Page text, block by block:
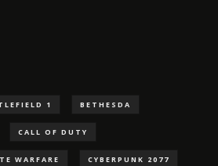
1 BETHESDA
CALL OF DUTY
WARFARE CYBERPUNK 2077